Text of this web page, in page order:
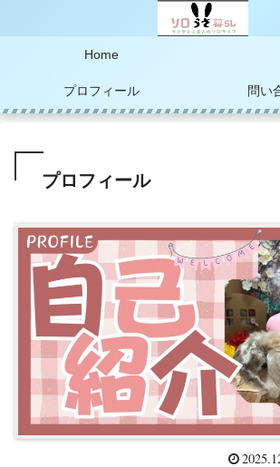
Home
プロフィール 問い
プロフィール